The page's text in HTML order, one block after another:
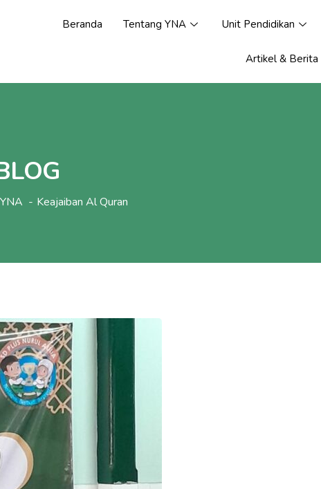
Beranda Tentang YNA Unit Pendidikan
Artikel & Berita
Keajaiban Al Quran